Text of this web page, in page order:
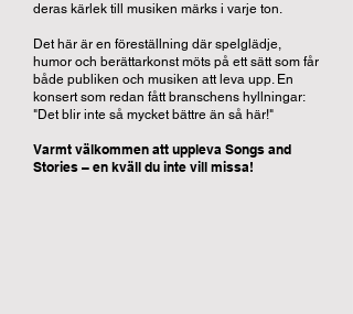
deras kärlek till musiken märks i varje ton.
Det här är en föreställning där spelglädje,
humor och berättarkonst möts på ett sätt som får
både publiken och musiken att leva upp. En
konsert som redan fått branschens hyllningar:
"Det blir inte så mycket bättre än så här!"
Varmt välkommen att uppleva Songs and
Stories – en kväll du inte vill missa!